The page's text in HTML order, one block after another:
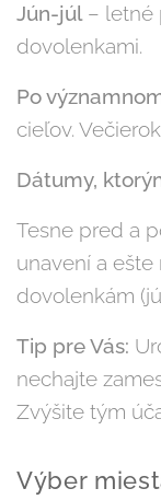
Jún-júl– letné
dovolenkami.
Po
cieľov.
Dátumy,
Tesne pred a
unavení a ešte
dovolenkám
Tip pre Vás:
nechajte
Zvýšite tým
Výber